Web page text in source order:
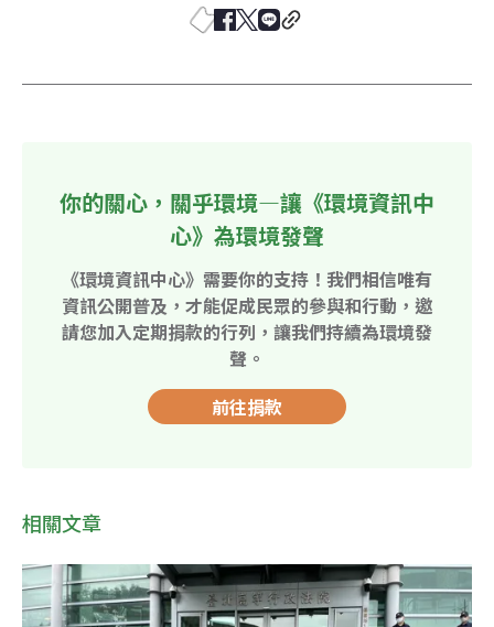
你的關心，關乎環境—讓《環境資訊中
心》為環境發聲
《環境資訊中心》需要你的支持！我們相信唯有
資訊公開普及，才能促成民眾的參與和行動，邀
請您加入定期捐款的行列，讓我們持續為環境發
聲。
前往捐款
相關文章